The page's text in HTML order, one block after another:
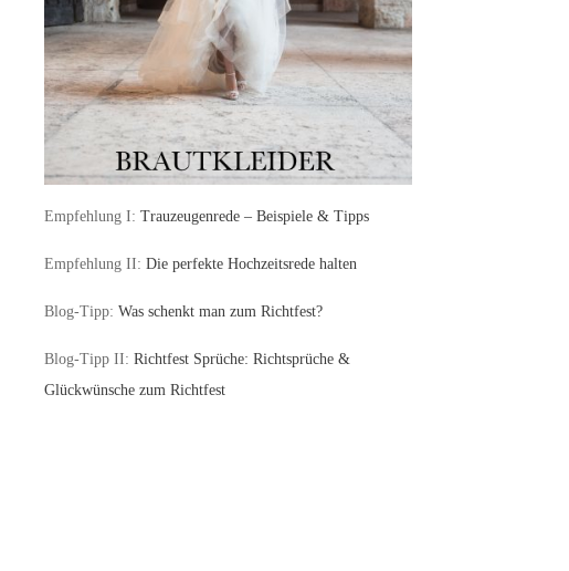
Empfehlung I: Trauzeugenrede – Beispiele & Tipps
Empfehlung II: Die perfekte Hochzeitsrede halten
Blog-Tipp: Was schenkt man zum Richtfest?
Blog-Tipp II: Richtfest Sprüche: Richtsprüche &
Glückwünsche zum Richtfest